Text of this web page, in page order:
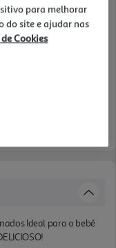
Ideal para o bebé
para melhorar
do site e ajudar nas
Cookies